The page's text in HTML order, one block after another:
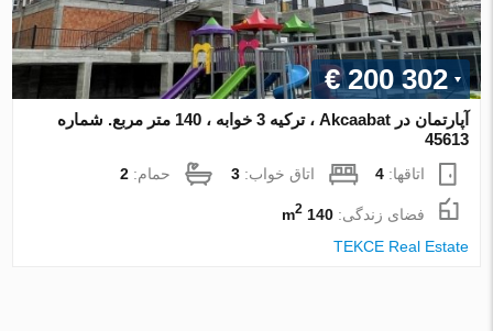
€ 200 302
آپارتمان در Akcaabat ، ترکیه 3 خوابه ، 140 متر مربع. شماره
45613
اتاقها:4 اتاق خواب:3 حمام:2
فضای زندگی:140 m
2
TEKCE Real Estate